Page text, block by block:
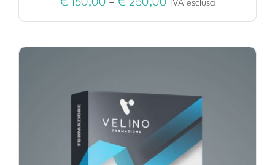
€ 150,00 – € 250,00 IVA esclusa